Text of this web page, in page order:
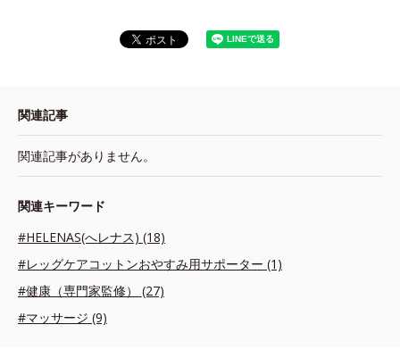
関連記事
関連記事がありません。
関連キーワード
#HELENAS(へレナス) (18)
#レッグケアコットンおやすみ用サポーター (1)
#健康（専門家監修） (27)
#マッサージ (9)